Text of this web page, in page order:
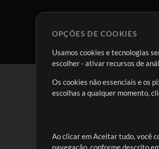
Nossa missão é atender aos
OPÇÕES DE COOKIES
Usamos cookies e tecnologias
escolher - ativar recursos de
Os cookies não essenciais e os
escolhas a qualquer momento,
Ao clicar em Aceitar tudo, você
navegação, conforme descrito